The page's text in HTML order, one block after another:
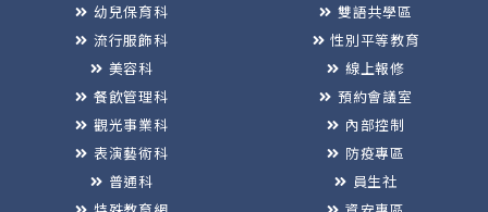
幼兒保育科
流行服飾科
美容科
餐飲管理科
觀光事業科
表演藝術科
普通科
雙語共學區
性別平等教育
線上報修
預約會議室
內部控制
防疫專區
員生社